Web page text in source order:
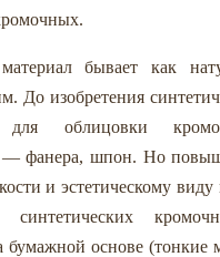
бывает как
До изобретения
для облицовки
— фанера, шпон. Но
и эстетическому
синтетических
бумажной основе (тонкие